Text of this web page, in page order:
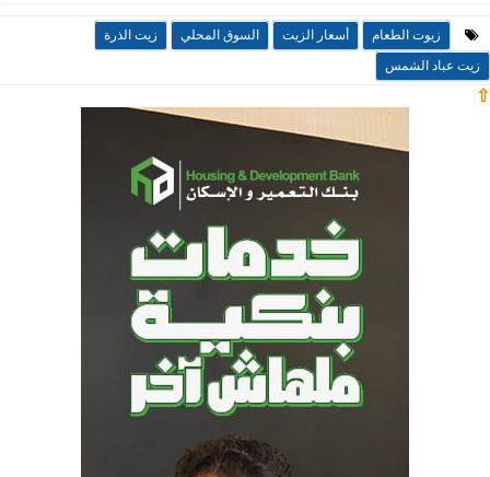
زيوت الطعام أسعار الزيت السوق المحلي
زيت الذرة
زيت عباد الشمس
⇧